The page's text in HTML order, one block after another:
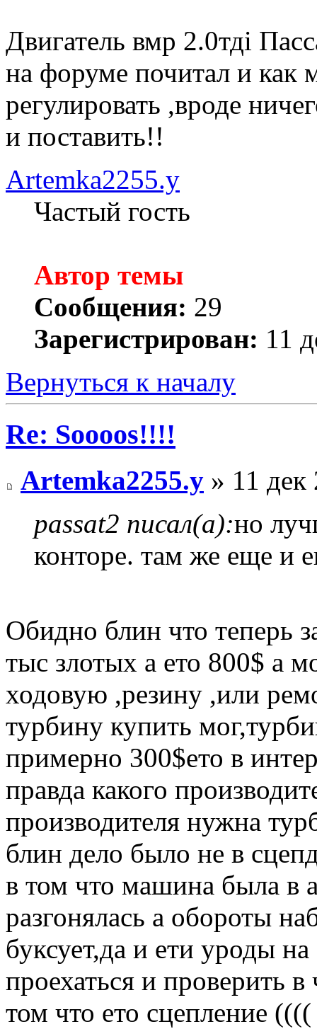
Двигатель вмр 2.0тді
на форуме почитал и как
регулировать ,вроде
и поставить!!
Artemka2255.y
Частый гость
Автор темы
Сообщения: 29
Зарегистрирован: 11
Вернуться к началу
Re: Soooos!!!!
Artemka2255.y » 11 дек
passat2 писал(а):но
конторе. там же еще и
Обидно блин что теперь
тыс злотых а ето 800$ а
ходовую ,резину ,или
турбину купить
примерно 300$ето в
правда какого
производителя нужна
блин дело было не в
в том что машина была в
разгонялась а обороты
буксует,да и ети уроды
проехаться и проверить
том что ето сцепление ((((